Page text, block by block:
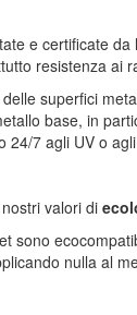
e certificate
resistenza ai
superfici
base, in
24/7 agli UV o
valori di
sono
nulla al